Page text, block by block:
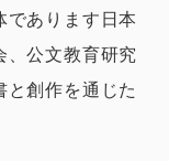
であります日本
、公文教育研究
と創作を通じた